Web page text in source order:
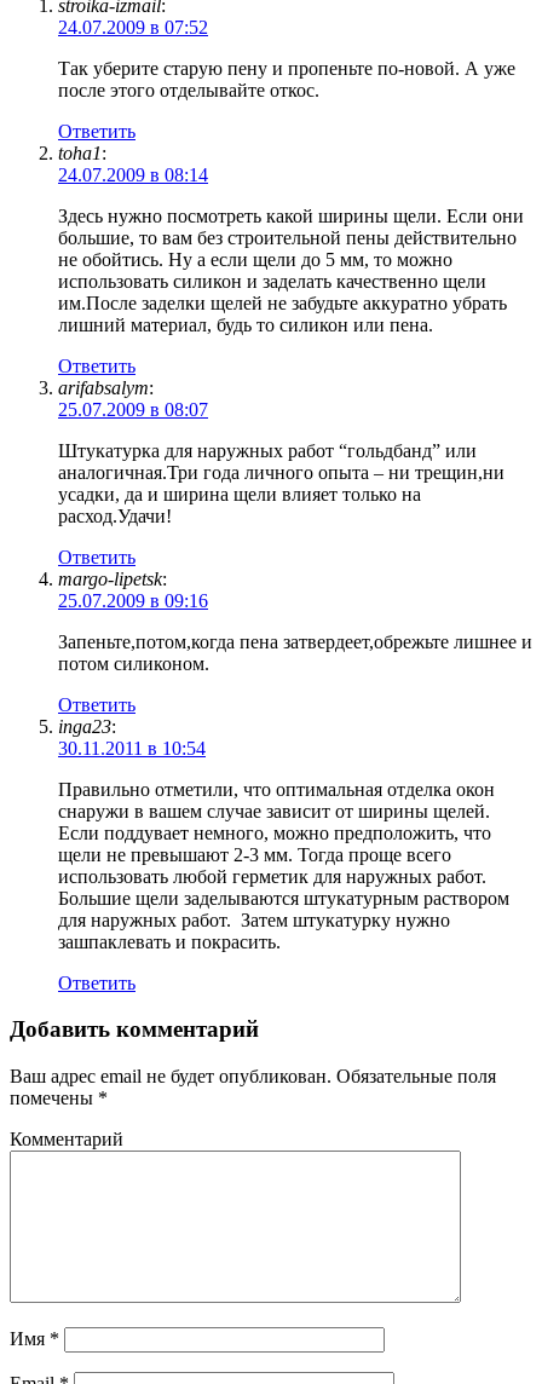
stroika-izmail:
24.07.2009 в 07:52
Так уберите старую пену и пропеньте по-новой. А уже
после этого отделывайте откос.
Ответить
toha1:
24.07.2009 в 08:14
Здесь нужно посмотреть какой ширины щели. Если они
большие, то вам без строительной пены действительно
не обойтись. Ну а если щели до 5 мм, то можно
использовать силикон и заделать качественно щели
им.После заделки щелей не забудьте аккуратно убрать
лишний материал, будь то силикон или пена.
Ответить
arifabsalym:
25.07.2009 в 08:07
Штукатурка для наружных работ “гольдбанд” или
аналогичная.Три года личного опыта – ни трещин,ни
усадки, да и ширина щели влияет только на
расход.Удачи!
Ответить
margo-lipetsk:
25.07.2009 в 09:16
Запеньте,потом,когда пена затвердеет,обрежьте лишнее и
потом силиконом.
Ответить
inga23:
30.11.2011 в 10:54
Правильно отметили, что оптимальная отделка окон
снаружи в вашем случае зависит от ширины щелей.
Если поддувает немного, можно предположить, что
щели не превышают 2-3 мм. Тогда проще всего
использовать любой герметик для наружных работ.
Большие щели заделываются штукатурным раствором
для наружных работ. Затем штукатурку нужно
зашпаклевать и покрасить.
Ответить
Добавить комментарий
Ваш адрес email не будет опубликован. Обязательные поля
помечены *
Комментарий
Имя *